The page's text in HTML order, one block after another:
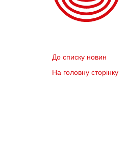
До списку новин
На головну сторінку